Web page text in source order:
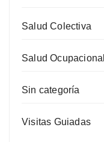
Salud Colectiva
Salud
Sin categoría
Visitas Guiadas